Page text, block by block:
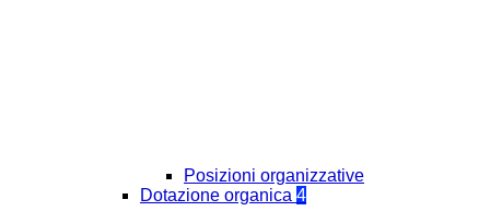
Posizioni organizzative
Dotazione organica 4